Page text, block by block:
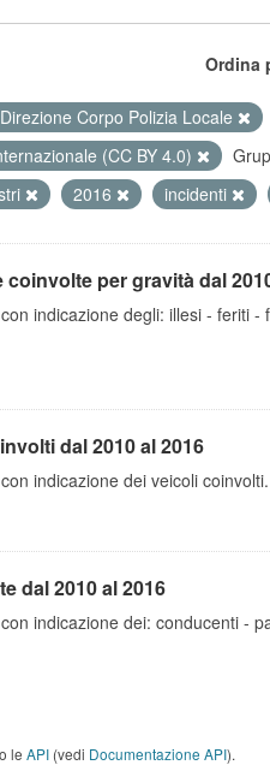
Ordina
Corpo Polizia Locale
(CC BY 4.0)
2016 incidenti
per gravità dal
indicazione degli: illesi - feriti -
dal 2010 al 2016
indicazione dei veicoli coinvolti.
dal 2010 al 2016
indicazione dei: conducenti -
le API (vedi Documentazione API).